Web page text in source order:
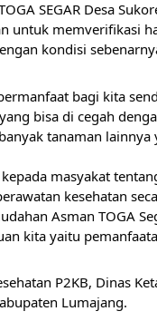
SEGAR Desa
untuk memverifikasi
kondisi
bagi kita
bisa di cegah
tanaman lainnya
masyakat
kesehatan
Asman TOGA
kita yaitu
P2KB, Dinas
Lumajang.